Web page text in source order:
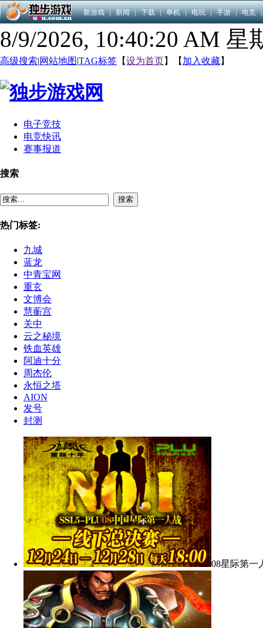
新游戏 | 新闻 | 下载 | 单机 | 电玩 | 手游 | 电竞 |
8/9/2026, 10:40:21 AM 星
高级搜索|网站地图|TAG标签 【设为首页】【 加入收藏】
电子竞技
电竞快讯
赛事报道
搜索
搜索
热门标签:
九城
蓝龙
中青宝网
重玄
文博会
慧蘅宫
关中
云之秘境
铁血英雄
阿迪十分
周杰伦
永恒之塔
AION
发号
封测
08星际第一